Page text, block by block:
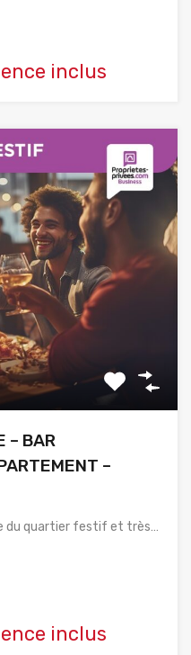
inclus
– BAR
–
du quartier festif et très…
inclus